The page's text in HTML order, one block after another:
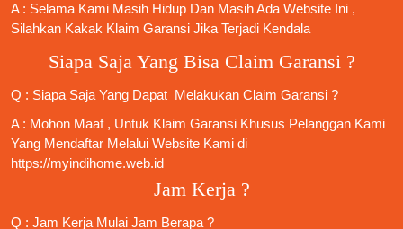
A : Selama Kami Masih Hidup Dan Masih Ada Website Ini ,
Silahkan Kakak Klaim Garansi Jika Terjadi Kendala
Siapa Saja Yang Bisa Claim Garansi ?
Q : Siapa Saja Yang Dapat Melakukan Claim Garansi ?
A : Mohon Maaf , Untuk Klaim Garansi Khusus Pelanggan Kami
Yang Mendaftar Melalui Website Kami di
https://myindihome.web.id
Jam Kerja ?
Q : Jam Kerja Mulai Jam Berapa ?